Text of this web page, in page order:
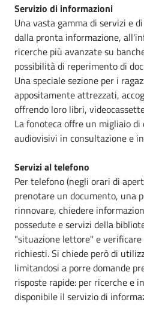
Servizio di informazioni
Una vasta gamma di servizi e
dalla pronta informazione,
ricerche più avanzate su
possibilità di reperimento di
Una speciale sezione per i
appositamente attrezzati,
offrendo loro libri,
La fonoteca offre un migliaio
audiovisivi in consultazione e
Servizi al telefono
Per telefono (negli orari di
prenotare un documento, una
rinnovare, chiedere
possedute e servizi della
"situazione lettore" e
richiesti. Si chiede però di
limitandosi a porre domande
risposte rapide: per ricerche e
disponibile il servizio di